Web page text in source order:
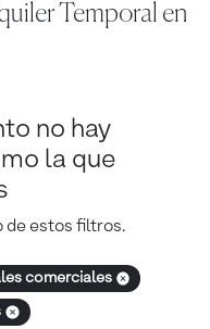
Temporal en
no hay
la que
de estos filtros.
comerciales